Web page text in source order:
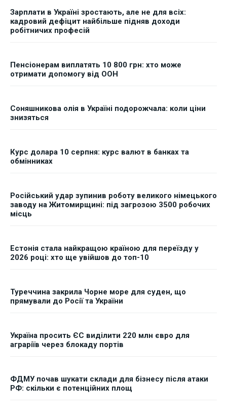
Зарплати в Україні зростають, але не для всіх:
кадровий дефіцит найбільше підняв доходи
робітничих професій
Пенсіонерам виплатять 10 800 грн: хто може
отримати допомогу від ООН
Соняшникова олія в Україні подорожчала: коли ціни
знизяться
Курс долара 10 серпня: курс валют в банках та
обмінниках
Російський удар зупинив роботу великого німецького
заводу на Житомирщині: під загрозою 3500 робочих
місць
Естонія стала найкращою країною для переїзду у
2026 році: хто ще увійшов до топ-10
Туреччина закрила Чорне море для суден, що
прямували до Росії та України
Україна просить ЄС виділити 220 млн євро для
аграріїв через блокаду портів
ФДМУ почав шукати склади для бізнесу після атаки
РФ: скільки є потенційних площ